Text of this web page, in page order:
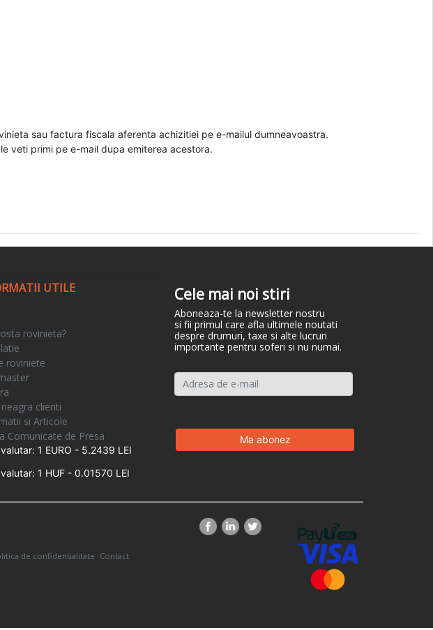
sau factura fiscala aferenta achizitiei pe e-mailul dumneavoastra.
veti primi pe e-mail dupa emiterea acestora.
UTILE
rovinieta?
roviniete
clienti
si Articole
Comunicate de Presa
1 EURO - 5.2439 LEI
1 HUF - 0.01570 LEI
Cele mai noi stiri
Aboneaza-te la newsletter nostru
si fii primul care afla ultimele noutati
despre drumuri, taxe si alte lucruri
importante pentru soferi si nu numai.
de confidentialitate Contact